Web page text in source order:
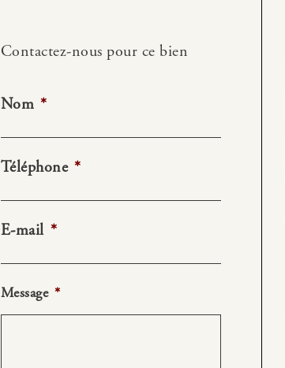
Contactez-nous pour ce bien
Nom *
Téléphone *
E-mail *
Message *